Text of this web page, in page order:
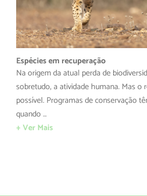
Espécies em recuperação
Na origem da atual perda de
sobretudo, a atividade humana. Mas o
possível. Programas de conservação
quando …
+ Ver Mais